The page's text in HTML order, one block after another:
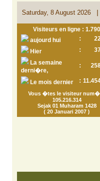
Saturday, 8 August 2026 |
Visiteurs en ligne : 1.790
aujourd hui
:
Hier
:
La semaine
derni�re,
:
Le mois dernier :
Vous �tes le visiteur
105.216.314
Sejak 01 Muharam 1428
( 20 Januari 2007 )